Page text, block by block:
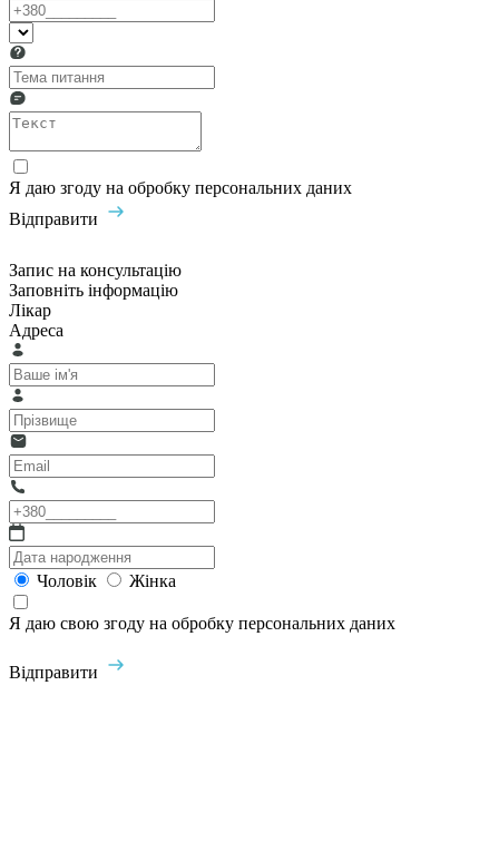
Я даю згоду на обробку персональних даних
Відправити
Запис на консультацію
Заповніть інформацію
Лікар
Адреса
Чоловік Жінка
Я даю свою згоду на обробку персональних даних
Відправити